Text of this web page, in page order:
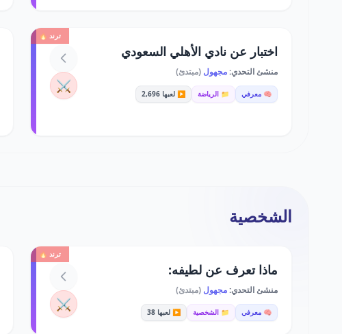
ترند 🔥
اختبار عن نادي الأهلي السعودي
منشئ التحدي:مجهول (مبتدئ)
🧠 معرفي 📁 الرياضة ▶️ لعبها 2,696 ⚔️
الشخصية
ترند 🔥
ماذا تعرف عن لطيفه:
منشئ التحدي:مجهول (مبتدئ)
🧠 معرفي 📁 الشخصية ▶️ لعبها 38 ⚔️